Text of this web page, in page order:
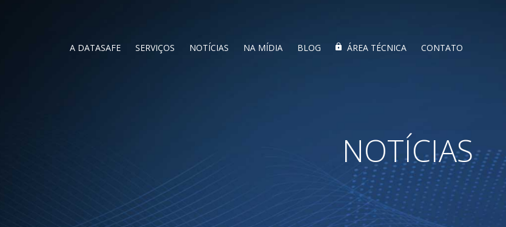
A DATASAFE SERVIÇOS NOTÍCIAS NA MÍDIA BLOG ÁREA TÉCNICA CONTATO
NOTÍCIAS